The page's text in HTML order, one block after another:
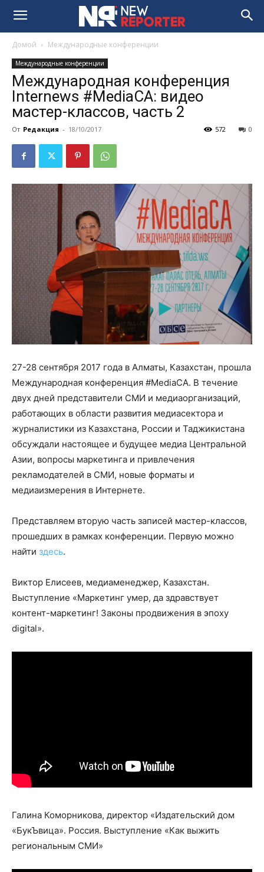
Домой Международные конференции
Международные конференции
Международная конференция
Internews #MediaCA: видео
мастер-классов, часть 2
От Редакция - 18/10/2017 0
572
27-28 сентября 2017 года в Алматы, Казахстан, прошла
Международная конференция #MediaCA. В течение
двух дней представители СМИ и медиаорганизаций,
работающих в области развития медиасектора и
журналистики из Казахстана, России и Таджикистана
обсуждали настоящее и будущее медиа Центральной
Азии, вопросы маркетинга и привлечения
рекламодателей в СМИ, новые форматы и
медиаизмерения в Интернете.
Представляем вторую часть записей мастер-классов,
прошедших в рамках конференции. Первую можно
найти здесь.
Виктор Елисеев, медиаменеджер, Казахстан.
Выступление «Маркетинг умер, да здравствует
контент-маркетинг! Законы продвижения в эпоху
digital».
Галина Коморникова, директор «Издательский дом
«БукЪвица». Россия. Выступление «Как выжить
региональным СМИ»